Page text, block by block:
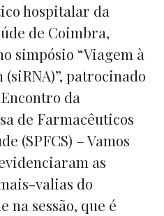
hospitalar da
de Coimbra,
simpósio “Viagem à
patrocinado
da
de Farmacêuticos
(SPFCS) – Vamos
as
valias do
na sessão, que é